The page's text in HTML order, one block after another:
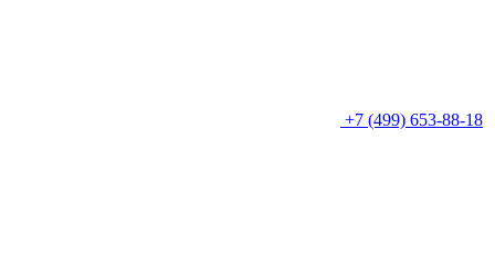
+7 (499) 653-88-18